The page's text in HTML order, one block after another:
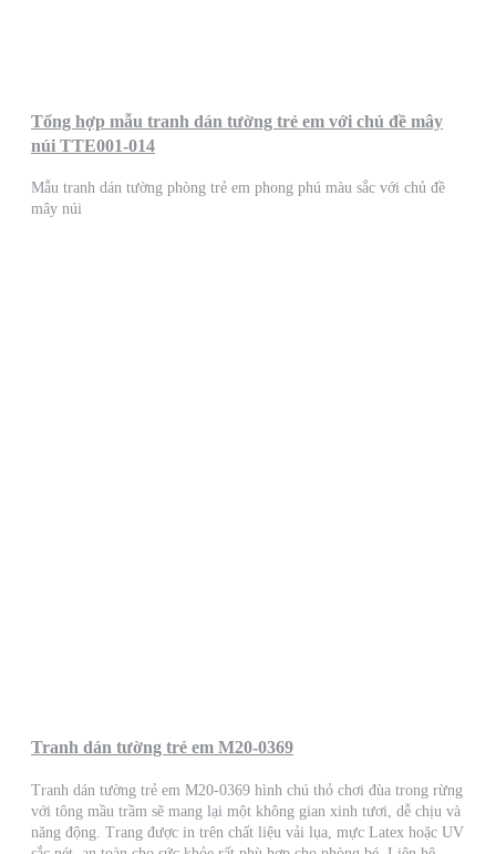
Tổng hợp mẫu tranh dán tường trẻ em với chủ đề mây
núi TTE001-014
Mẫu tranh dán tường phòng trẻ em phong phú màu sắc với chủ đề
mây núi
Tranh dán tường trẻ em M20-0369
Tranh dán tường trẻ em M20-0369 hình chú thỏ chơi đùa trong rừng
với tông mầu trầm sẽ mang lại một không gian xinh tươi, dễ chịu và
năng động. Trang được in trên chất liệu vải lụa, mực Latex hoặc UV